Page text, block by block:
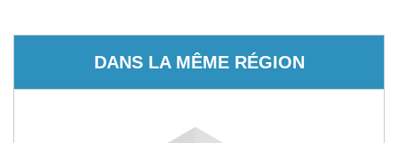
DANS LA MÊME RÉGION